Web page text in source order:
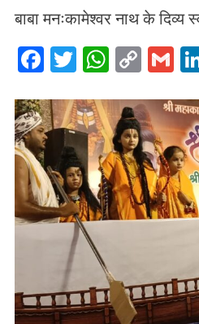
बाबा मनःकामेश्वर नाथ के
Facebook
TwitterCopy